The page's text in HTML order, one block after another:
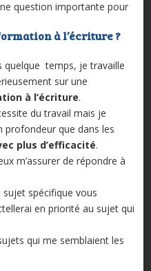
question importante pour
à l’écriture ?
quelque temps, je travaille
sur une
à l’écriture.
du travail mais je
profondeur que dans les
plus d’efficacité.
m’assurer de répondre à
spécifique vous
en priorité au sujet qui
qui me semblaient les